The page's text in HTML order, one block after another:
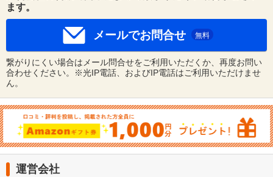
ます。
メールでお問合せ 無料
繋がりにくい場合はメール問合せをご利用いただくか、再度お問い
合わせください。※光IP電話、およびIP電話はご利用いただけませ
ん。
運営会社